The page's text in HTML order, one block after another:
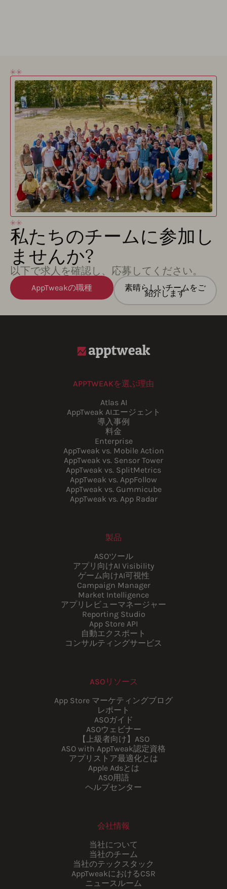
私たちのチームに参加し
ませんか?
以下で求人を確認し、応募してください。
AppTweakの職種 素晴らしいチームをご
紹介します
APPTWEAKを選ぶ理由
Atlas AI
AppTweak AIエージェント
導入事例
料金
Enterprise
AppTweak vs. Mobile Action
AppTweak vs. Sensor Tower
AppTweak vs. SplitMetrics
AppTweak vs. AppFollow
AppTweak vs. Gummicube
AppTweak vs. App Radar
製品
ASOツール
アプリ向けAI Visibility
ゲーム向けAI可視性
Campaign Manager
Market Intelligence
アプリレビューマネージャー
Reporting Studio
App Store API
自動エクスポート
コンサルティングサービス
ASOリソース
App Store マーケティングブログ
レポート
ASOガイド
ASOウェビナー
【上級者向け】ASO
ASO with AppTweak認定資格
アプリストア最適化とは
Apple Adsとは
ASO用語
ヘルプセンター
会社情報
当社について
当社のチーム
当社のテックスタック
AppTweakにおけるCSR
ニュースルーム